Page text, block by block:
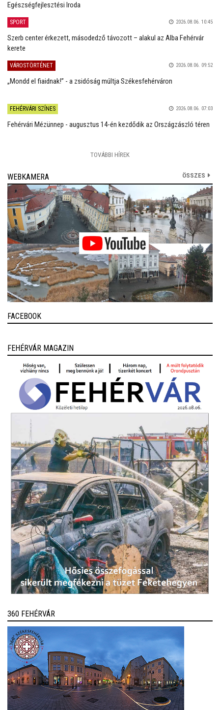
Egészségfejlesztési Iroda
SPORT 2026.08.06. 10:45
Szerb center érkezett, másodedző távozott – alakul az Alba Fehérvár
kerete
VÁROSTÖRTÉNET 2026.08.06. 09:52
„Mondd el fiaidnak!” - a zsidóság múltja Székesfehérváron
FEHÉRVÁRI SZÍNES 2026.08.06. 07:03
Fehérvári Mézünnep - augusztus 14-én kezdődik az Országzászló téren
TOVÁBBI HÍREK
WEBKAMERA ÖSSZES
FACEBOOK
FEHÉRVÁR MAGAZIN
360 FEHÉRVÁR